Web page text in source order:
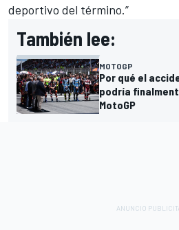
deportivo del término.”
También lee:
MOTOGP
Por qué el
podría
MotoGP